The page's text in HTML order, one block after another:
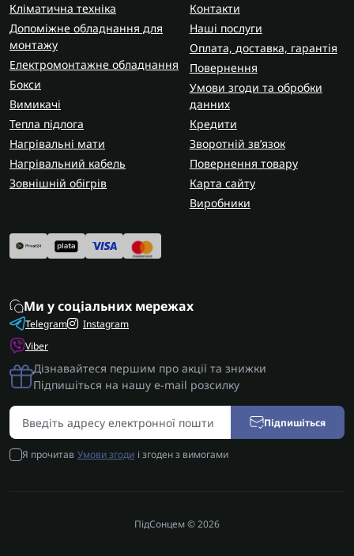
Кліматична техніка
Допоміжне обладнання для
монтажу
Електромонтажне обладнання
Бокси
Вимикачі
Тепла підлога
Нагрівальні мати
Нагрівальний кабель
Зовнішній обігрів
Контакти
Наші послуги
Оплата, доставка, гарантія
Повернення
Умови згоди та обробки
данних
Кредити
Зворотній зв’язок
Повернення товару
Карта сайту
Виробники
Ми у соціальних мережах
Telegram
Viber
Instagram
Дізнавайтеся першим про акції та знижки
Підпишіться на нашу e-mail розсилку
Підпишіться
Я прочитав Умови згоди і згоден з вимогами
ПідСонцем © 2026